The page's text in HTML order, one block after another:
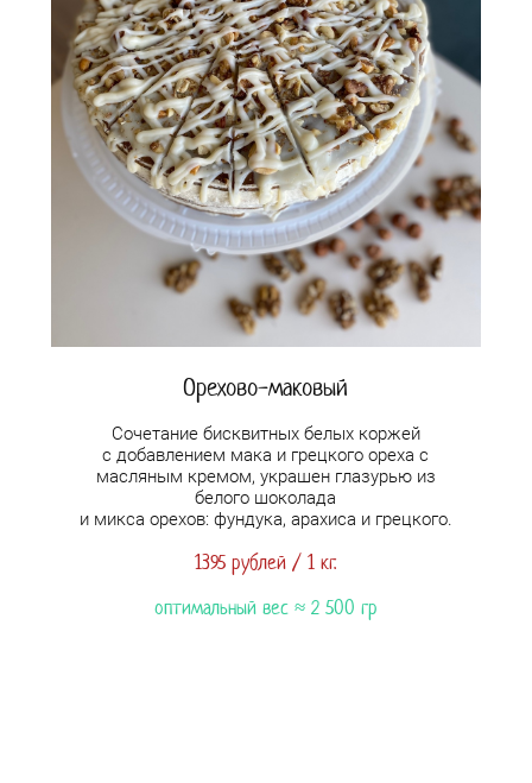
Орехово-маковый
Сочетание бисквитных белых коржей
с добавлением мака и грецкого ореха с
масляным кремом, украшен глазурью из
белого шоколада
и микса орехов: фундука, арахиса и грецкого.
1395 рублей / 1 кг.
оптимальный вес ≈ 2 500 гр